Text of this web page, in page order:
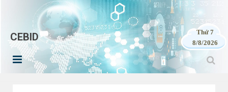
CEBID
Thứ 7
8/8/2026